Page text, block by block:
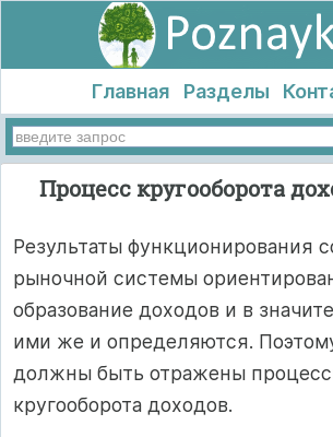
Главная Разделы
Процесс кругооборота
Результаты функционирования
рыночной системы
образование доходов и в
ими же и определяются.
должны быть отражены
кругооборота доходов.